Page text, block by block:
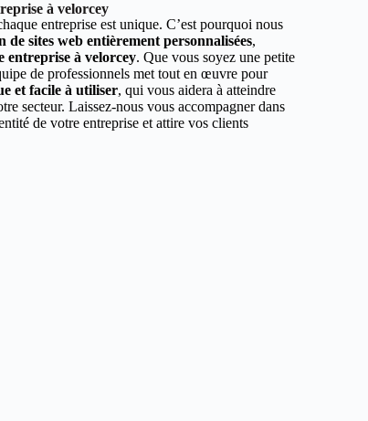
à velorcey
entreprise est unique. C’est pourquoi nous
de sites web entièrement personnalisées,
entreprise à velorcey. Que vous soyez une petite
de professionnels met tout en œuvre pour
et facile à utiliser, qui vous aidera à atteindre
secteur. Laissez-nous vous accompagner dans
de votre entreprise et attire vos clients